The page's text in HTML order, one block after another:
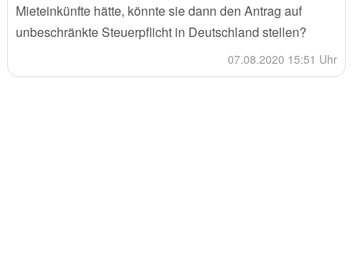
Mieteinkünfte hätte, könnte sie dann den Antrag auf
unbeschränkte Steuerpflicht in Deutschland stellen?
07.08.2020 15:51 Uhr